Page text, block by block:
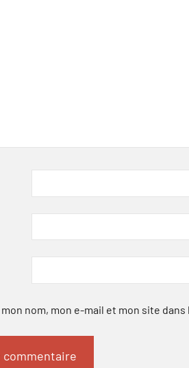
nom, mon e-mail et mon site